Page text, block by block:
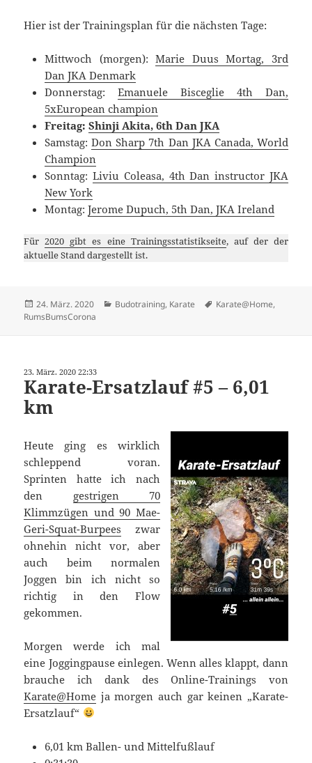
Hier ist der Trainingsplan für die nächsten Tage:
Mittwoch (morgen):Marie Duus Mortag, 3rd
Dan JKA Denmark
Donnerstag:Emanuele Bisceglie 4th Dan,
5xEuropean champion
Freitag:Shinji Akita, 6th Dan JKA
Samstag:Don Sharp 7th Dan JKA Canada, World
Champion
Sonntag:Liviu Coleasa, 4th Dan instructor JKA
New York
Montag:Jerome Dupuch, 5th Dan, JKA Ireland
Für2020 gibt es eine Trainingsstatistikseite, auf der der
aktuelle Stand dargestellt ist.
Veröffentlicht
am
24. März. 2020 Kategorien
Budotraining, Karate Schlagwörter
Karate@Home,
RumsBumsCorona
23. März. 2020 22:33
Karate-Ersatzlauf #5 – 6,01
km
Heute ging es wirklich
schleppend voran.
Sprinten hatte ich nach
den gestrigen 70
Klimmzügen und 90 Mae-
Geri-Squat-Burpees zwar
ohnehin nicht vor, aber
auch beim normalen
Joggen bin ich nicht so
richtig in den Flow
gekommen.
Morgen werde ich mal
eine Joggingpause einlegen. Wenn alles klappt, dann
brauche ich dank des Online-Trainings von
Karate@Home ja morgen auch gar keinen „Karate-
Ersatzlauf“
6,01 km Ballen- und Mittelfußlauf